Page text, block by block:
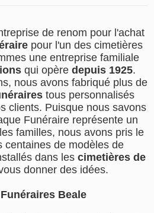
de renom pour l'achat
pour l'un des cimetières
une entreprise familiale
qui opère depuis 1925.
nous avons fabriqué plus de
tous personnalisés
clients. Puisque nous savons
Funéraire représente un
familles, nous avons pris le
centaines de modèles de
dans les cimetières de
donner des idées.
Beale